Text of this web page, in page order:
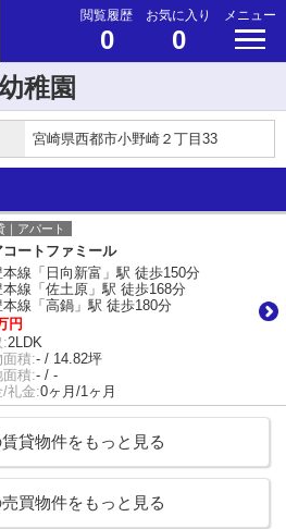
閲覧履歴
0
お気に入り
0
メニュー
稚園
宮崎県西都市小野崎２丁目33
｜アパート
コートファミール
本線「日向新富」駅 徒歩150分
本線「佐土原」駅 徒歩168分
本線「高鍋」駅 徒歩180分
円
:2LDK
面積:- / 14.82坪
面積:- / -
/礼金:0ヶ月/1ヶ月
貸物件をもっと見る
買物件をもっと見る